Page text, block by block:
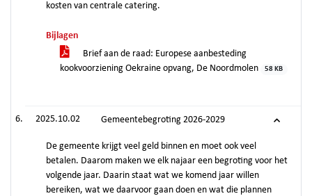
kosten van centrale catering.
Bijlagen
Brief aan de raad: Europese aanbesteding
kookvoorziening Oekraine opvang, De Noordmolen
58 KB
2025.10.02 Gemeentebegroting 2026-2029
De gemeente krijgt veel geld binnen en moet ook veel
betalen. Daarom maken we elk najaar een begroting voor het
volgende jaar. Daarin staat wat we komend jaar willen
bereiken, wat we daarvoor gaan doen en wat die plannen